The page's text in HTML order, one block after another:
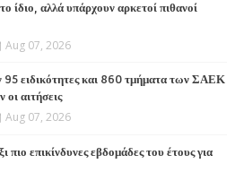
ίδιο, αλλά υπάρχουν αρκετοί πιθανοί
Aug 07, 2026
95 ειδικότητες και 860 τμήματα των ΣΑΕΚ
οι αιτήσεις
Aug 07, 2026
πιο επικίνδυνες εβδομάδες του έτους για